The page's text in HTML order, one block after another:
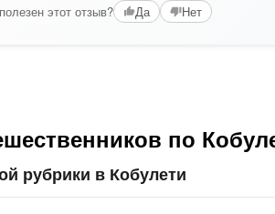
этот отзыв? Да Нет
по
рубрики в Кобулети